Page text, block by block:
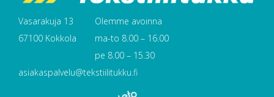
Vasarakuja 13
67100 Kokkola
Olemme avoinna
ma-to 8.00 – 16.00
pe 8.00 – 15.30
asiakaspalvelu@tekstiilitukku.fi